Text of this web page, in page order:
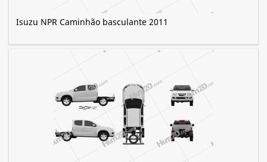
Isuzu NPR Caminhão basculante 2011